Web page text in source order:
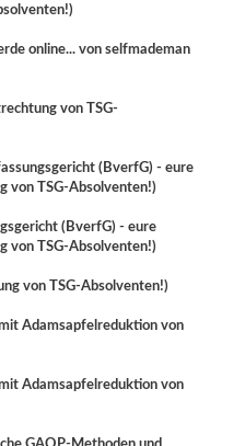
)
online... von selfmademan
von TSG-
(BverfG) - eure
von TSG-Absolventen!)
(BverfG) - eure
von TSG-Absolventen!)
von TSG-Absolventen!)
Adamsapfelreduktion von
Adamsapfelreduktion von